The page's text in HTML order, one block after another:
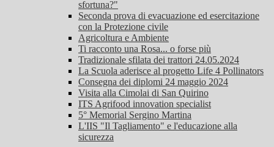
sfortuna?"
Seconda prova di evacuazione ed esercitazione
con la Protezione civile
Agricoltura e Ambiente
Ti racconto una Rosa... o forse più
Tradizionale sfilata dei trattori 24.05.2024
La Scuola aderisce al progetto Life 4 Pollinators
Consegna dei diplomi 24 maggio 2024
Visita alla Cimolai di San Quirino
ITS Agrifood innovation specialist
5° Memorial Sergino Martina
L'IIS "Il Tagliamento" e l'educazione alla
sicurezza